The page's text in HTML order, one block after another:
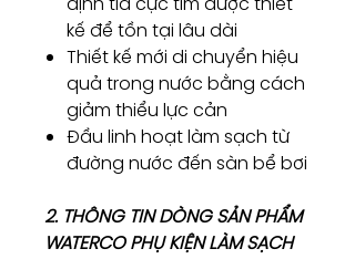
kế để tồn tại lâu dài
Thiết kế mới di chuyển hiệu
quả trong nước bằng cách
giảm thiểu lực cản
Đầu linh hoạt làm sạch từ
đường nước đến sàn bể bơi
2. THÔNG TIN DÒNG SẢN PHẨM
WATERCO PHỤ KIỆN LÀM SẠCH